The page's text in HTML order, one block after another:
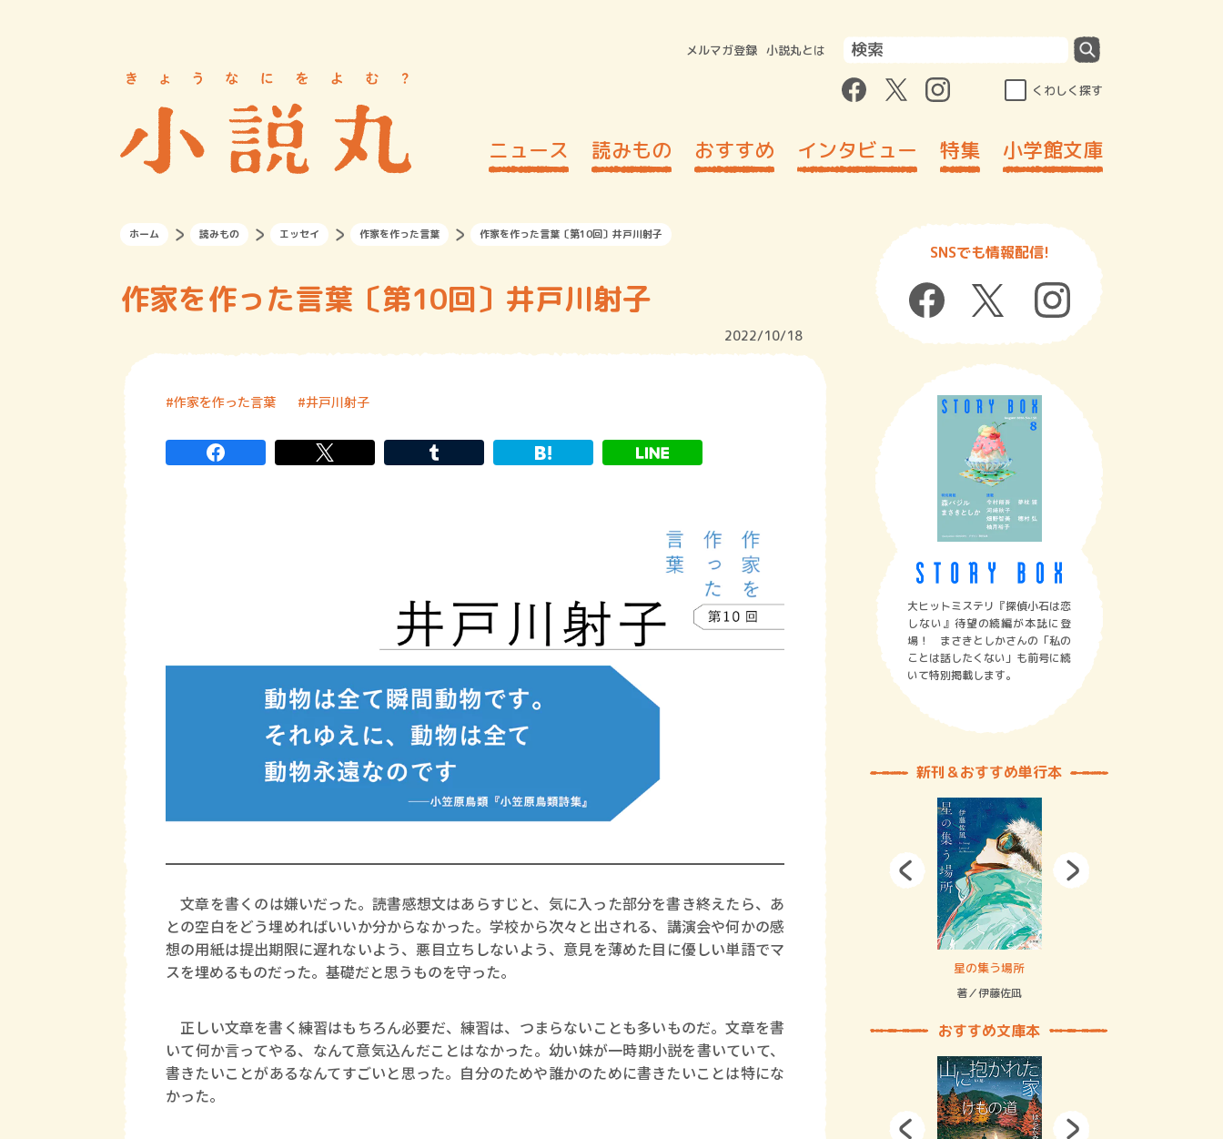
メルマガ登録 小説丸とは
くわしく探す
ニュース 読みもの おすすめ インタビュー 特集 小学館文庫
ホーム 読みもの エッセイ 作家を作った言葉 作家を作った言葉〔第10回〕井戸川射子
作家を作った言葉〔第10回〕井戸川射子
2022/10/18
作家を作った言葉 井戸川射子
文章を書くのは嫌いだった。読書感想文はあらすじと、気に入った部分を書き終えたら、あ
との空白をどう埋めればいいか分からなかった。学校から次々と出される、講演会や何かの感
想の用紙は提出期限に遅れないよう、悪目立ちしないよう、意見を薄めた目に優しい単語でマ
スを埋めるものだった。基礎だと思うものを守った。
正しい文章を書く練習はもちろん必要だ、練習は、つまらないことも多いものだ。文章を書
いて何か言ってやる、なんて意気込んだことはなかった。幼い妹が一時期小説を書いていて、
書きたいことがあるなんてすごいと思った。自分のためや誰かのために書きたいことは特にな
かった。
SNSでも情報配信!
大ヒットミステリ『探偵小石は恋
しない』待望の続編が本誌に登
場！ まさきとしかさんの「私の
ことは話したくない」も前号に続
いて特別掲載します。
新刊＆おすすめ単行本
賞金稼ぎスリーサム！ 二重拘束の… 星の集う場所
著／伊藤佐凪
おすすめ文庫本